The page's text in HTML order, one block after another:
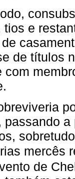
e
de títulos
com
passando
mercês
de